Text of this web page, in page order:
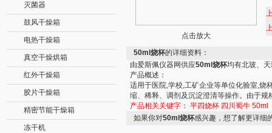
灭菌器
鼓风干燥箱
电热干燥箱
真空干燥烘箱
红外干燥箱
胶片干燥箱
精密节能干燥箱
冻干机
点击放大
50ml烧杯的详细资料：
由爱斯佩仪器网供应50ml烧杯均有北玻、
产品概述：
适用于医院,学校,工矿企业等单位化验室,烧
缩、稀释、调剂及沉淀澄清等操作。由于
产品相关关键字： 平四烧杯 四川蜀牛 50ml
如果你对50ml烧杯感兴趣，想了解更详细